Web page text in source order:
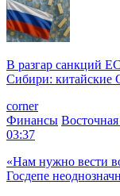
В разгар санкций
Сибири:
corner
Финансы
03:37
«Нам нужно вести
Госдепе